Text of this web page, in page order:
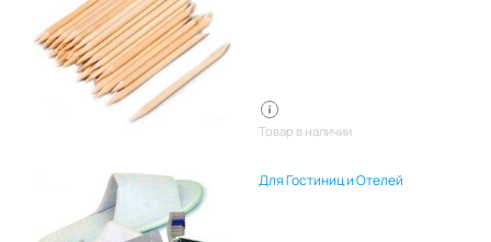
Товар в наличии
Для Гостиниц и Отелей